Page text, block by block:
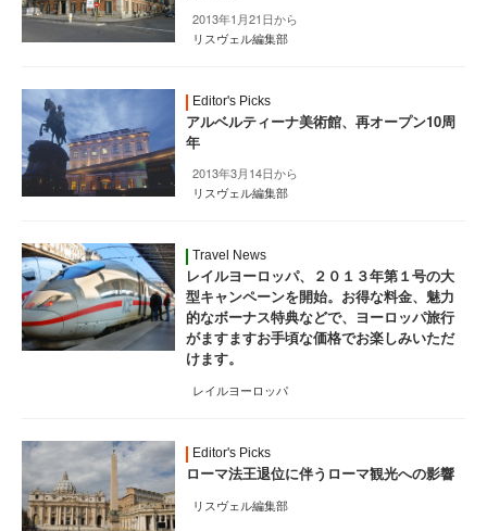
2013年1月21日から
リスヴェル編集部
Editor's Picks
アルベルティーナ美術館、再オープン10周
年
2013年3月14日から
リスヴェル編集部
Travel News
レイルヨーロッパ、２０１３年第１号の大
型キャンペーンを開始。お得な料金、魅力
的なボーナス特典などで、ヨーロッパ旅行
がますますお手頃な価格でお楽しみいただ
けます。
レイルヨーロッパ
Editor's Picks
ローマ法王退位に伴うローマ観光への影響
リスヴェル編集部